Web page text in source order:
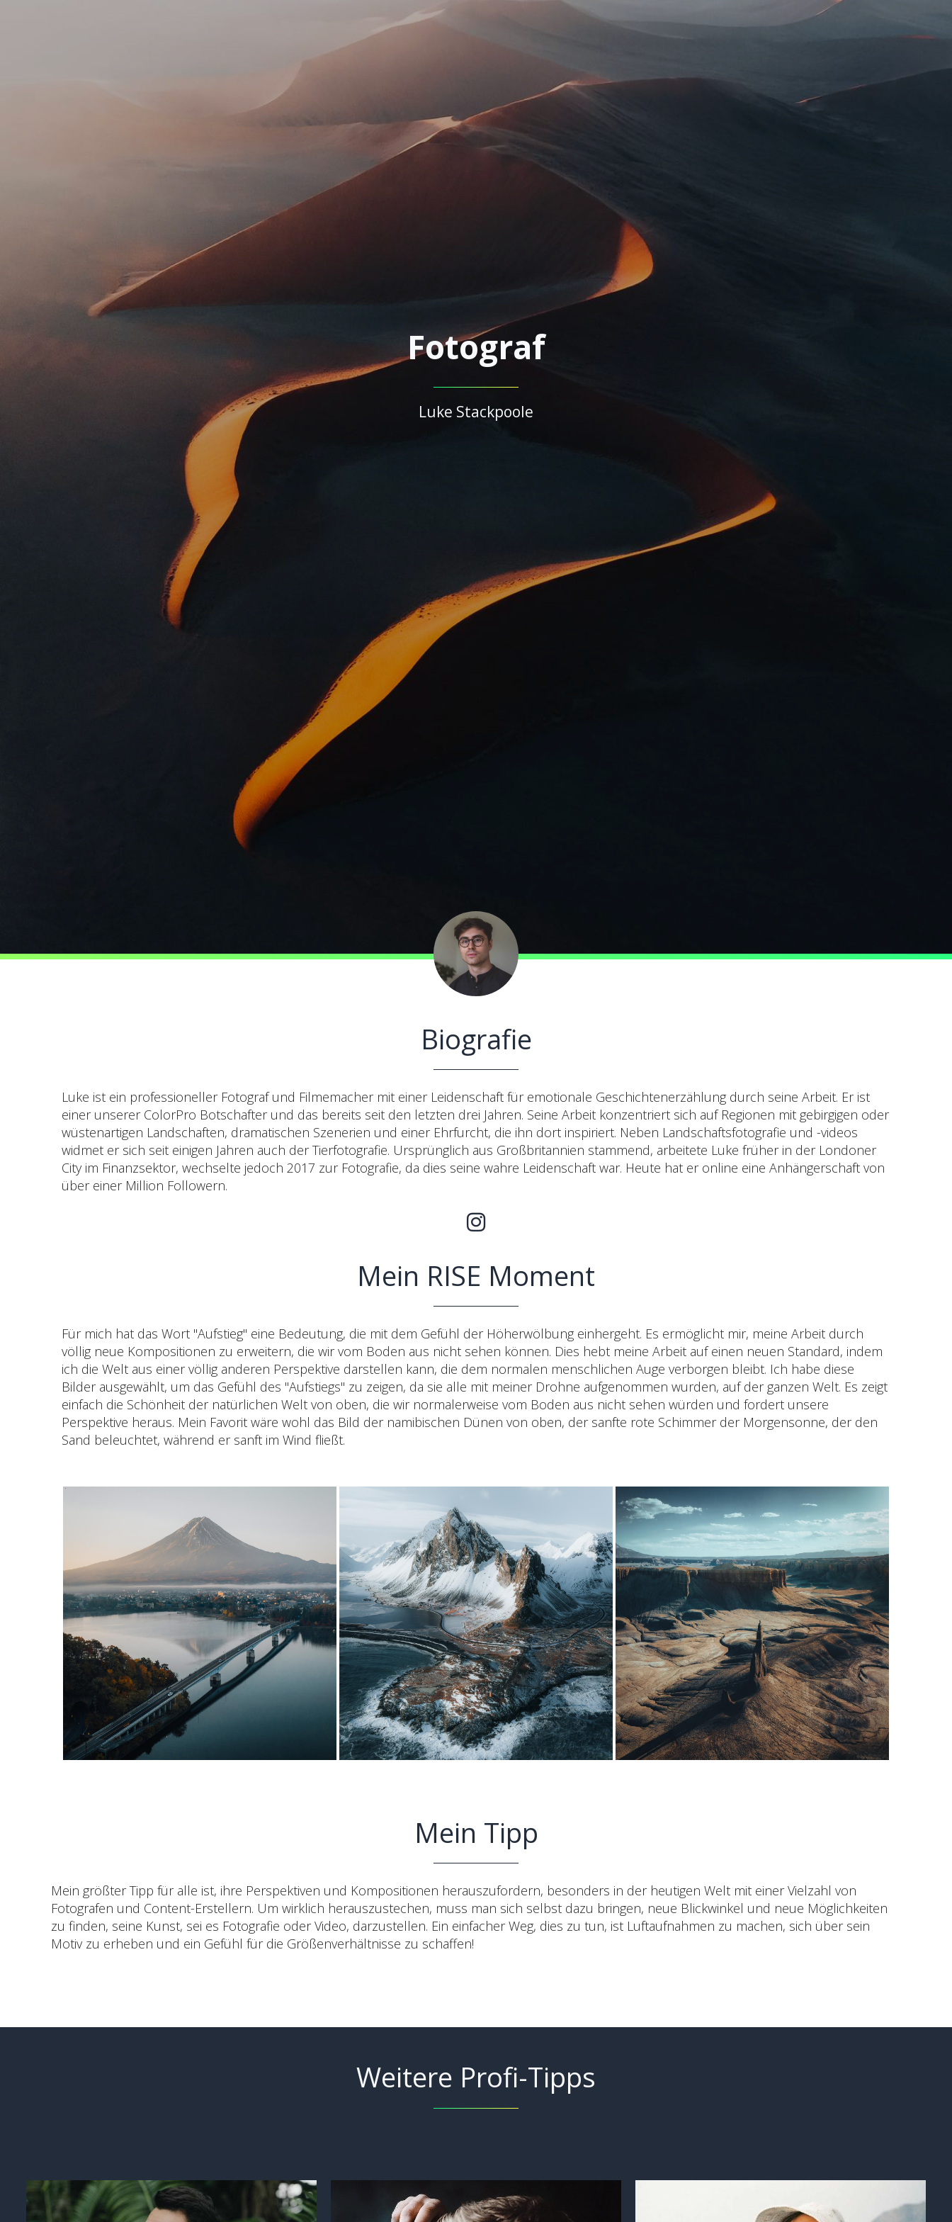
Fotograf
Luke Stackpoole
Biografie
Luke ist ein professioneller Fotograf und Filmemacher mit einer Leidenschaft für emotionale Geschichtenerzählung durch seine Arbeit. Er ist
einer unserer ColorPro Botschafter und das bereits seit den letzten drei Jahren. Seine Arbeit konzentriert sich auf Regionen mit gebirgigen oder
wüstenartigen Landschaften, dramatischen Szenerien und einer Ehrfurcht, die ihn dort inspiriert. Neben Landschaftsfotografie und -videos
widmet er sich seit einigen Jahren auch der Tierfotografie. Ursprünglich aus Großbritannien stammend, arbeitete Luke früher in der Londoner
City im Finanzsektor, wechselte jedoch 2017 zur Fotografie, da dies seine wahre Leidenschaft war. Heute hat er online eine Anhängerschaft von
über einer Million Followern.
Mein RISE Moment
Für mich hat das Wort "Aufstieg" eine Bedeutung, die mit dem Gefühl der Höherwölbung einhergeht. Es ermöglicht mir, meine Arbeit durch
völlig neue Kompositionen zu erweitern, die wir vom Boden aus nicht sehen können. Dies hebt meine Arbeit auf einen neuen Standard, indem
ich die Welt aus einer völlig anderen Perspektive darstellen kann, die dem normalen menschlichen Auge verborgen bleibt. Ich habe diese
Bilder ausgewählt, um das Gefühl des "Aufstiegs" zu zeigen, da sie alle mit meiner Drohne aufgenommen wurden, auf der ganzen Welt. Es zeigt
einfach die Schönheit der natürlichen Welt von oben, die wir normalerweise vom Boden aus nicht sehen würden und fordert unsere
Perspektive heraus. Mein Favorit wäre wohl das Bild der namibischen Dünen von oben, der sanfte rote Schimmer der Morgensonne, der den
Sand beleuchtet, während er sanft im Wind fließt.
Mein Tipp
Mein größter Tipp für alle ist, ihre Perspektiven und Kompositionen herauszufordern, besonders in der heutigen Welt mit einer Vielzahl von
Fotografen und Content-Erstellern. Um wirklich herauszustechen, muss man sich selbst dazu bringen, neue Blickwinkel und neue Möglichkeiten
zu finden, seine Kunst, sei es Fotografie oder Video, darzustellen. Ein einfacher Weg, dies zu tun, ist Luftaufnahmen zu machen, sich über sein
Motiv zu erheben und ein Gefühl für die Größenverhältnisse zu schaffen!
Weitere Profi-Tipps